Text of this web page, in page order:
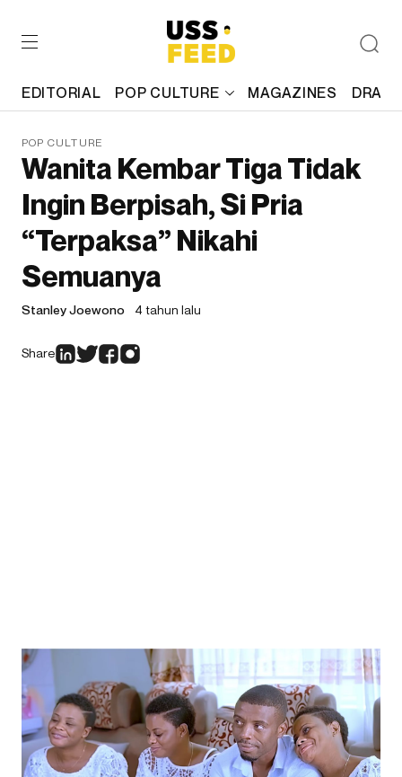
EDITORIAL POP CULTURE MAGAZINES
POP CULTURE
Wanita Kembar Tiga Tidak
Ingin Berpisah, Si Pria
“Terpaksa” Nikahi
Semuanya
Stanley Joewono 4 tahun lalu
Share